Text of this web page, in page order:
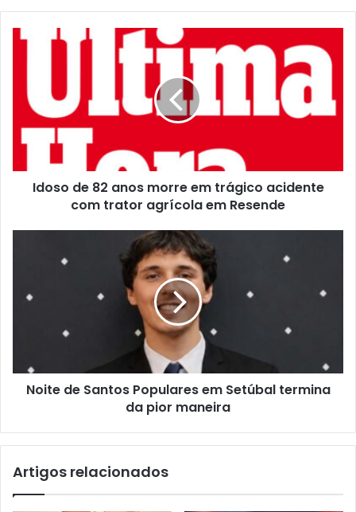
Idoso de 82 anos morre em trágico acidente
com trator agrícola em Resende
Noite de Santos Populares em Setúbal termina
da pior maneira
Artigos relacionados